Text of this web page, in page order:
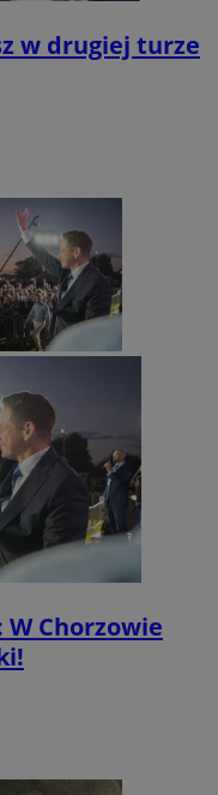
w drugiej turze
Chorzowie